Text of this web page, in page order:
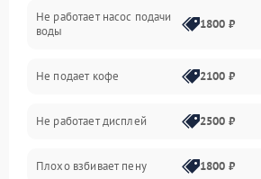
Проблемы с водой
Проблемы с капучинатором и паром
Управление и электроника
Программное обеспечение
Не работает насос подачи
воды
1800 ₽
Не подает кофе 2100 ₽
Не работает дисплей 2500 ₽
Плохо взбивает пену 1800 ₽